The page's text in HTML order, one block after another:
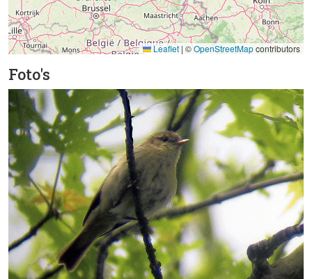
Leaflet| ©OpenStreetMapcontributors
Foto's